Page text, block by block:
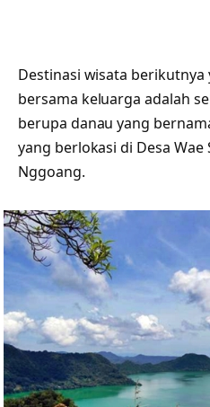
Destinasi wisata
bersama keluarga adalah
berupa danau yang
yang berlokasi di Desa Wae
Nggoang.